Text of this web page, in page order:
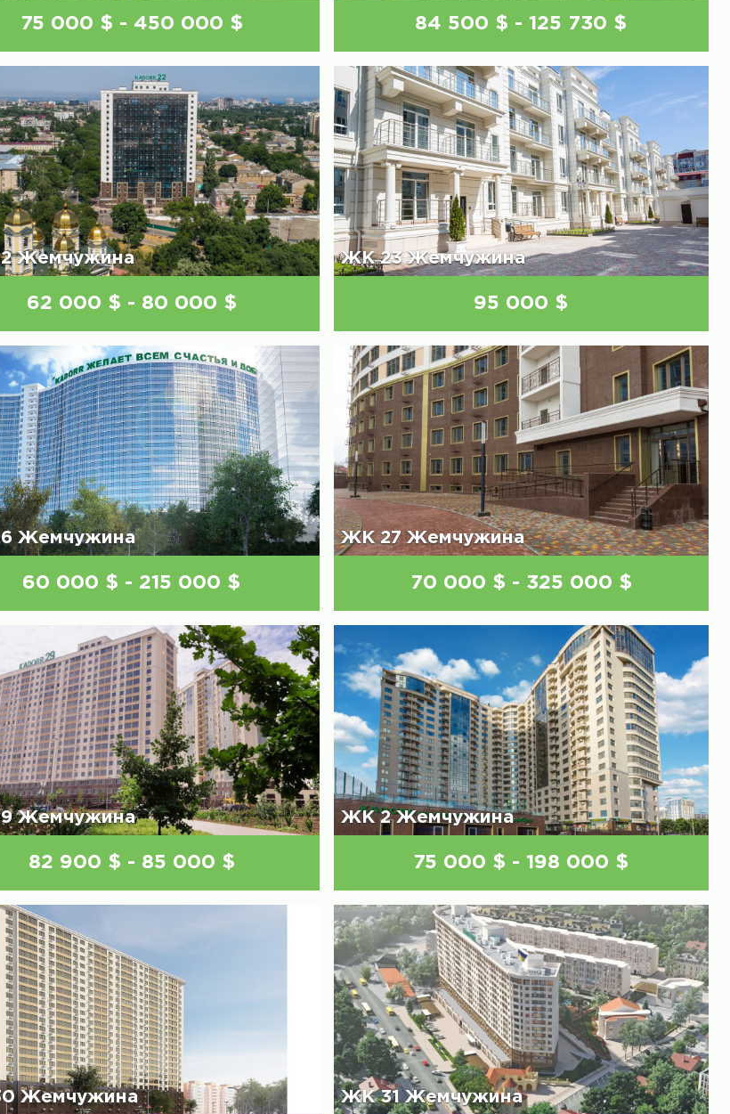
75 000 $ - 450 000 $ 84 500 $ - 125 730 $
62 000 $ - 80 000 $
Жемчужина
95 000 $
ЖК 23 Жемчужина
60 000 $ - 215 000 $
Жемчужина
70 000 $ - 325 000 $
ЖК 27 Жемчужина
82 900 $ - 85 000 $
Жемчужина
75 000 $ - 198 000 $
ЖК 2 Жемчужина
Жемчужина ЖК 31 Жемчужина